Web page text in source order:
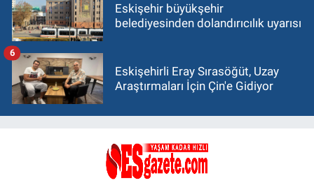
Eskişehir büyükşehir
belediyesinden dolandırıcılık uyarısı
Eskişehirli Eray Sırasöğüt, Uzay
Araştırmaları İçin Çin'e Gidiyor
6